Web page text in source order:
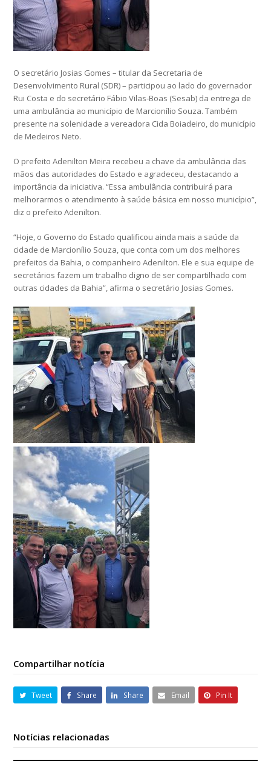
O secretário Josias Gomes – titular da Secretaria de
Desenvolvimento Rural (SDR) – participou ao lado do governador
Rui Costa e do secretário Fábio Vilas-Boas (Sesab) da entrega de
uma ambulância ao município de Marcionílio Souza. Também
presente na solenidade a vereadora Cida Boiadeiro, do município
de Medeiros Neto.
O prefeito Adenilton Meira recebeu a chave da ambulância das
mãos das autoridades do Estado e agradeceu, destacando a
importância da iniciativa. “Essa ambulância contribuirá para
melhorarmos o atendimento à saúde básica em nosso município”,
diz o prefeito Adenilton.
“Hoje, o Governo do Estado qualificou ainda mais a saúde da
cidade de Marcionílio Souza, que conta com um dos melhores
prefeitos da Bahia, o companheiro Adenilton. Ele e sua equipe de
secretários fazem um trabalho digno de ser compartilhado com
outras cidades da Bahia”, afirma o secretário Josias Gomes.
Compartilhar notícia
Tweet Share Share Email Pin It
Notícias relacionadas